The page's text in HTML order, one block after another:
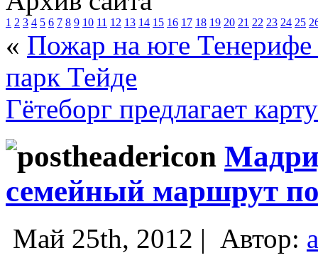
1 2 3 4 5 6 7 8 9 10 11 12 13 14 15 16 17 18 19 20 21 22 23 24 25
« Пожар на юге
парк Тейде
Гётеборг предлагает
семейный маршрут
Май 25th, 2012 | Автор: